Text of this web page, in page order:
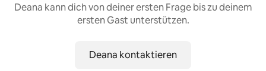
Deana kann dich von deiner ersten Frage bis zu deinem
ersten Gast unterstützen.
Deana kontaktieren